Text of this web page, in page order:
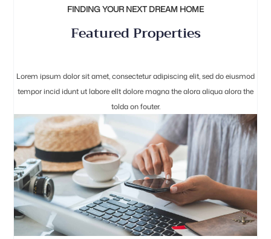
FINDING YOUR NEXT DREAM HOME
Featured Properties
Lorem ipsum dolor sit amet, consectetur adipiscing elit, sed do eiusmod
tempor incid idunt ut labore ellt dolore magna the alora aliqua alora the
tolda on fouter.